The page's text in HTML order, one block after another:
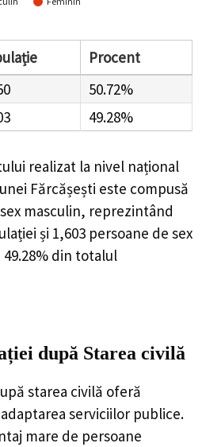
Procent
50.72%
49.28%
realizat la nivel național
Fărcășești este compusă
masculin, reprezintând
și 1,603 persoane de sex
49.28% din totalul
după Starea civilă
starea civilă oferă
serviciilor publice.
mare de persoane